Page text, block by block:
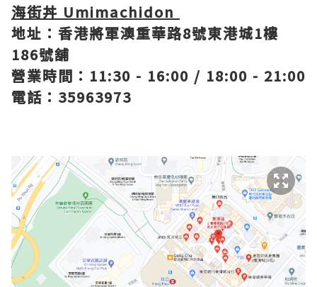
海街丼 Umimachidon
地址：香港將軍澳重華路8號東港城1樓
186號舖
營業時間：11:30 - 16:00 / 18:00 - 21:00
電話：35963973